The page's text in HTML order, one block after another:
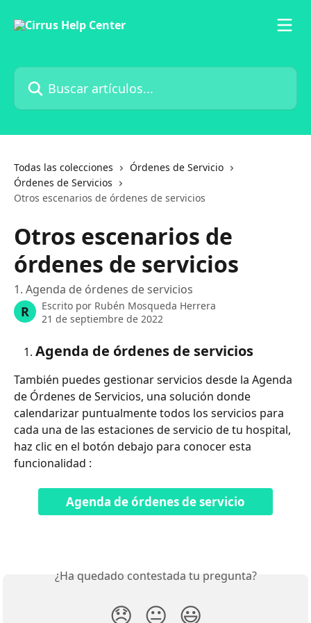
Buscar artículos...
Todas las colecciones
Órdenes de Servicio
Órdenes de Servicios
Otros escenarios de órdenes de servicios
Otros escenarios de
órdenes de servicios
1. Agenda de órdenes de servicios
R Escrito por Rubén Mosqueda Herrera
21 de septiembre de 2022
Agenda de órdenes de servicios
También puedes gestionar servicios desde la Agenda
de Órdenes de Servicios, una solución donde
calendarizar puntualmente todos los servicios para
cada una de las estaciones de servicio de tu hospital,
haz clic en el botón debajo para conocer esta
funcionalidad :
Agenda de órdenes de servicio
¿Ha quedado contestada tu pregunta?
😞 😐 😃